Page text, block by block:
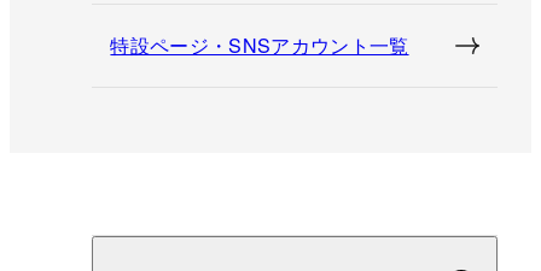
特設ページ・SNSアカウント一覧